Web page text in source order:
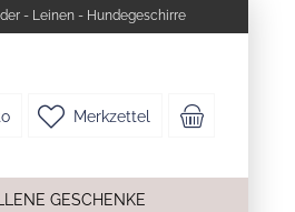
- Leinen - Hundegeschirre
Merkzettel
GESCHENKE